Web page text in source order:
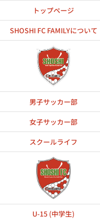
トップページ
SHOSHI FC FAMILYについて
男子サッカー部
女子サッカー部
スクールライフ
U-15 (中学生)